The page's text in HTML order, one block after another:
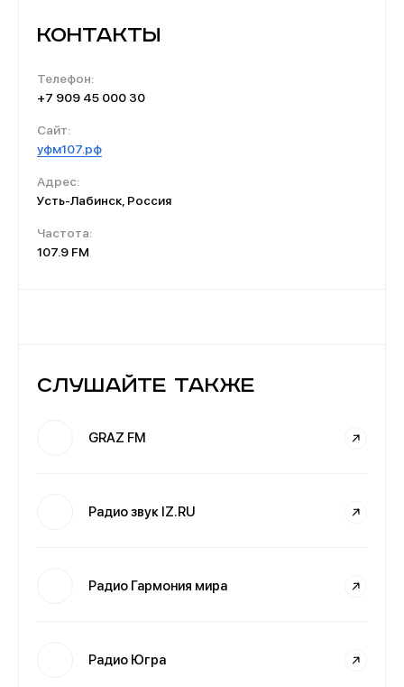
Контакты
Телефон:
+7 909 45 000 30
Сайт:
уфм107.рф
Адрес:
Усть-Лабинск, Россия
Частота:
107.9 FM
Слушайте также
GRAZ FM
Радио звук IZ.RU
Радио Гармония мира
Радио Югра